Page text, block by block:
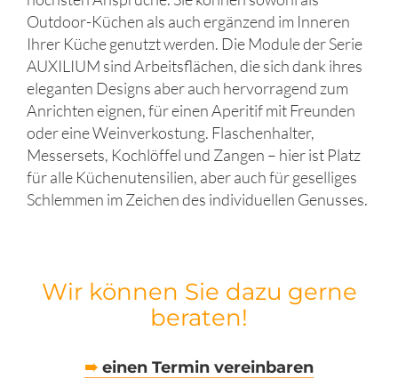
Outdoor-Küchen als auch ergänzend im Inneren
Ihrer Küche genutzt werden. Die Module der Serie
AUXILIUM sind Arbeitsflächen, die sich dank ihres
eleganten Designs aber auch hervorragend zum
Anrichten eignen, für einen Aperitif mit Freunden
oder eine Weinverkostung. Flaschenhalter,
Messersets, Kochlöffel und Zangen – hier ist Platz
für alle Küchenutensilien, aber auch für geselliges
Schlemmen im Zeichen des individuellen Genusses.
Wir können Sie dazu gerne
beraten!
➠ einen Termin vereinbaren